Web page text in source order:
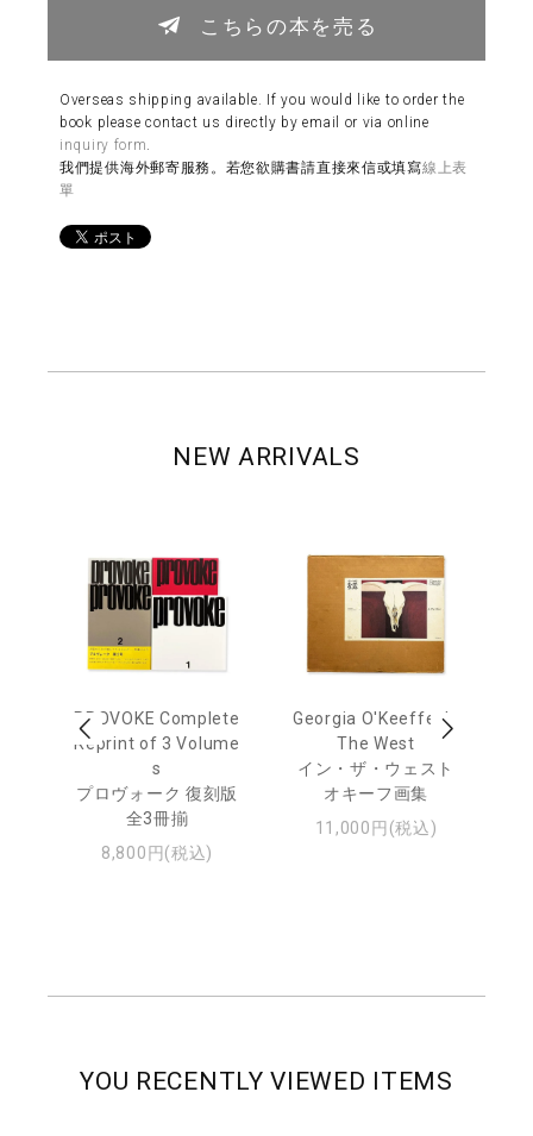
こちらの本を売る
Overseas shipping available. If you would like to order the
book please contact us directly by email or via online
inquiry form
我們提供海外郵寄服務。若您欲購書請直接來信或填寫線上表
單
NEW ARRIVALS
PROVOKE Complete
Reprint of 3 Volume
s
プロヴォーク 復刻版
全3冊揃
8,800円(税込)
Georgia O'Keeffe: In
The West
イン・ザ・ウェスト
オキーフ画集
11,000円(税込)
YOU RECENTLY VIEWED ITEMS